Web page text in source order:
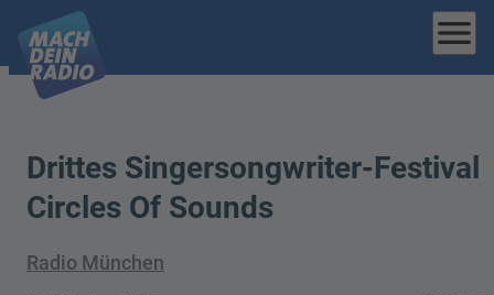
menu
Drittes Singersongwriter-Festival
Circles Of Sounds
Radio München